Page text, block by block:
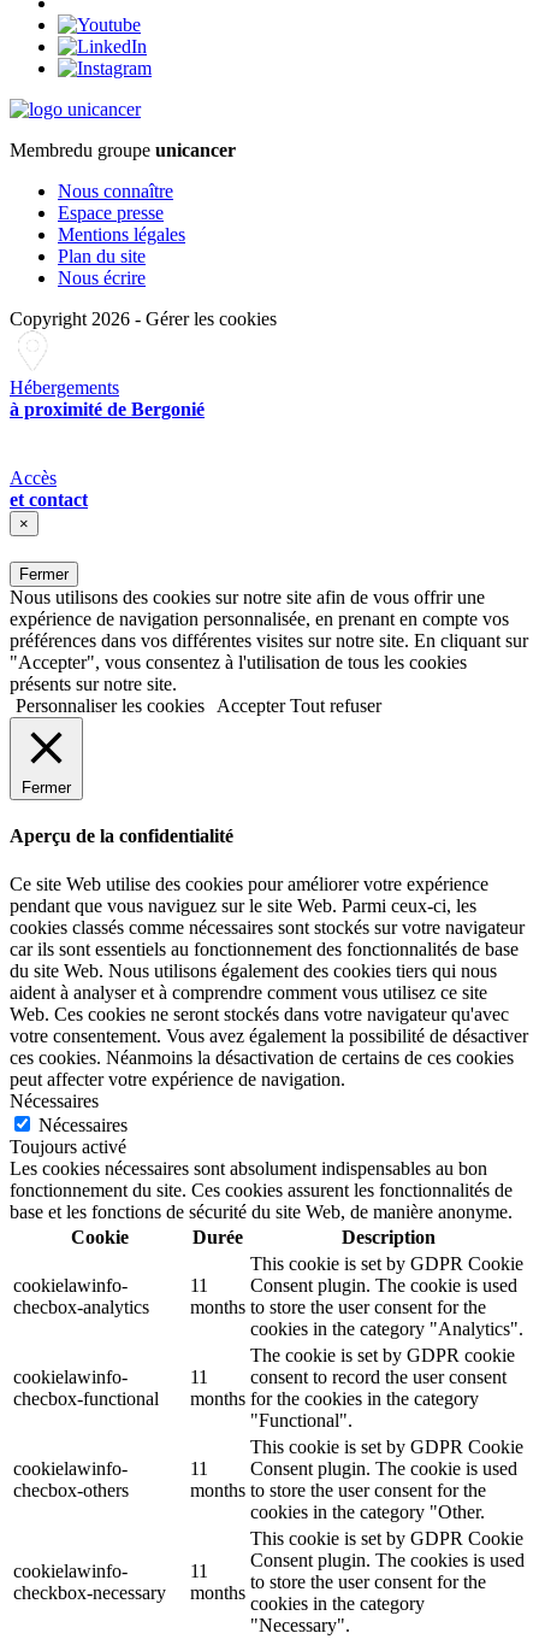
Membredu groupe unicancer
Nous connaître
Espace presse
Mentions légales
Plan du site
Nous écrire
Copyright 2026 - Gérer les cookies
Hébergements
à proximité de Bergonié
Accès
et contact
×
Fermer
Nous utilisons des cookies sur notre site afin de vous offrir une
expérience de navigation personnalisée, en prenant en compte vos
préférences dans vos différentes visites sur notre site. En cliquant sur
"Accepter", vous consentez à l'utilisation de tous les cookies
présents sur notre site.
Personnaliser les cookies
Accepter Tout refuser
Fermer
Aperçu de la confidentialité
Ce site Web utilise des cookies pour améliorer votre expérience
pendant que vous naviguez sur le site Web. Parmi ceux-ci, les
cookies classés comme nécessaires sont stockés sur votre navigateur
car ils sont essentiels au fonctionnement des fonctionnalités de base
du site Web. Nous utilisons également des cookies tiers qui nous
aident à analyser et à comprendre comment vous utilisez ce site
Web. Ces cookies ne seront stockés dans votre navigateur qu'avec
votre consentement. Vous avez également la possibilité de désactiver
ces cookies. Néanmoins la désactivation de certains de ces cookies
peut affecter votre expérience de navigation.
Nécessaires
Nécessaires
Toujours activé
Les cookies nécessaires sont absolument indispensables au bon
fonctionnement du site. Ces cookies assurent les fonctionnalités de
base et les fonctions de sécurité du site Web, de manière anonyme.
Cookie
Durée Description
cookielawinfo-
checbox-analytics
11
months
This cookie is set by GDPR Cookie
Consent plugin. The cookie is used
to store the user consent for the
cookies in the category "Analytics".
cookielawinfo-
checbox-functional
11
months
The cookie is set by GDPR cookie
consent to record the user consent
for the cookies in the category
"Functional".
cookielawinfo-
checbox-others
11
months
This cookie is set by GDPR Cookie
Consent plugin. The cookie is used
to store the user consent for the
cookies in the category "Other.
cookielawinfo-
checkbox-necessary
11
months
This cookie is set by GDPR Cookie
Consent plugin. The cookies is used
to store the user consent for the
cookies in the category
"Necessary".